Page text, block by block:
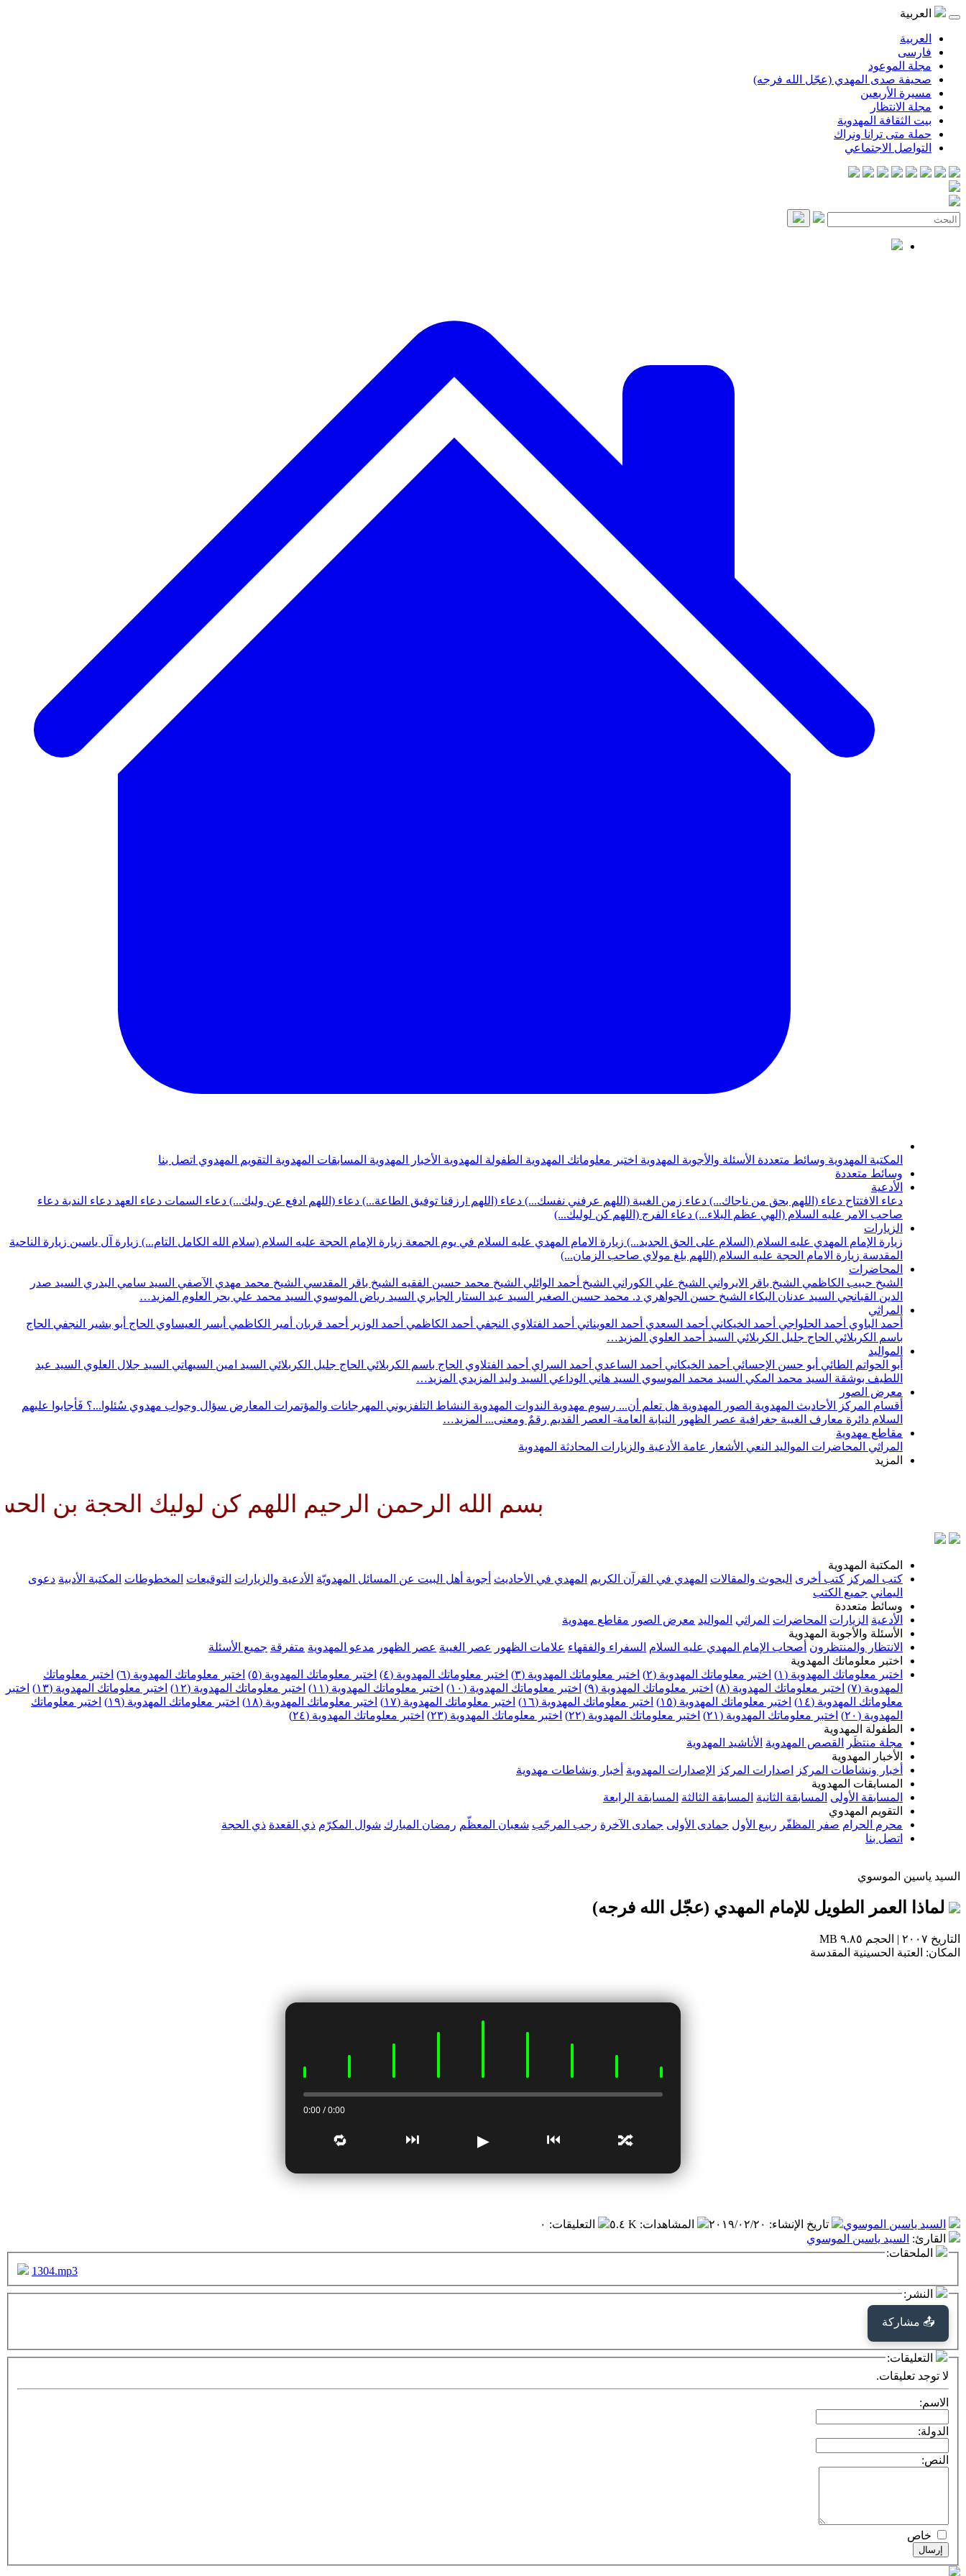
العربية
العربية
فارسی
مجلة الموعود
صحيفة صدى المهدي (عجّل الله فرجه)
مسيرة الأربعين
مجلة الانتظار
بيت الثقافة المهدوية
حملة متى ترانا ونراك
التواصل الاجتماعي
المكتبة المهدوية وسائط متعددة الأسئلة والأجوبة المهدوية اختبر معلوماتك المهدوية الطفولة المهدوية الأخبار المهدوية المسابقات المهدوية التقويم المهدوي اتصل بنا
وسائط متعددة
الأدعية
دعاء الافتتاح دعاء (اللهم بحق من ناجاك...) دعاء زمن الغيبة (اللهم عرفني نفسك...) دعاء (اللهم ارزقنا توفيق الطاعة...) دعاء (اللهم ادفع عن وليك...) دعاء السمات دعاء العهد دعاء الندبة دعاء
صاحب الامر عليه السلام (الهي عظم البلاء...) دعاء الفرج (اللهم كن لوليك...)
الزيارات
زيارة الإمام المهدي عليه السلام (السلام على الحق الجديد...) زيارة الامام المهدي عليه السلام في يوم الجمعة زيارة الإمام الحجة عليه السلام (سلام الله الكامل التام...) زيارة آل ياسين زيارة الناحية
المقدسة زيارة الامام الحجة عليه السلام (اللهم بلغ مولاي صاحب الزمان...)
المحاضرات
الشيخ حبيب الكاظمي الشيخ باقر الايرواني الشيخ علي الكوراني الشيخ أحمد الوائلي الشيخ محمد حسين الفقيه الشيخ باقر المقدسي الشيخ محمد مهدي الآصفي السيد سامي البدري السيد صدر
الدين القبانجي السيد عدنان البكاء الشيخ حسن الجواهري د. محمد حسين الصغير السيد عبد الستار الجابري السيد رياض الموسوي السيد محمد علي بحر العلوم المزيد…
المراثي
أحمد الباوي أحمد الحلواجي أحمد الخيكاني أحمد السعدي أحمد العويناتي أحمد الفتلاوي النجفي أحمد الكاظمي أحمد الوزير أحمد قربان أمير الكاظمي أيسر العيساوي الحاج أبو بشير النجفي الحاج
باسم الكربلائي الحاج جليل الكربلائي السيد أحمد العلوي المزيد…
المواليد
أبو الحواتم الطائي أبو حسن الإحسائي أحمد الخيكاني أحمد الساعدي أحمد السراي أحمد الفتلاوي الحاج باسم الكربلائي الحاج جليل الكربلائي السيد امين السيهاتي السيد جلال العلوي السيد عبد
اللطيف بوشقة السيد محمد المكي السيد محمد الموسوي السيد هاني الوداعي السيد وليد المزيدي المزيد…
معرض الصور
أقسام المركز
الأحاديث المهدوية الصور المهدوية هل تعلم أن... رسوم مهدوية الندوات المهدوية النشاط التلفزيوني المهرجانات والمؤتمرات المعارض سؤال وجواب مهدوي سُئلوا...؟ فَأجابوا عليهم
السلام دائرة معارف الغيبة جغرافية عصر الظهور النيابة العامة- العصر القديم رقمٌ ومعنى... المزيد…
مقاطع مهدوية
المراثي المحاضرات المواليد النعي الأشعار عامة الأدعية والزيارات المحادثة المهدوية
المزيد
بسم الله الرحمن الرحيم اللهم كن لوليك الحجة بن الحسن
المكتبة المهدوية
كتب المركز كتب أخرى البحوث والمقالات المهدي في القرآن الكريم المهدي في الأحاديث أجوبة أهل البيت عن المسائل المهدويّة الأدعية والزيارات التوقيعات المخطوطات المكتبة الأدبية دعوى
اليماني جميع الكتب
وسائط متعددة
الأدعية الزيارات المحاضرات المراثي المواليد معرض الصور مقاطع مهدوية
الأسئلة والأجوبة المهدوية
الانتظار والمنتظرون أصحاب الإمام المهدي عليه السلام السفراء والفقهاء علامات الظهور عصر الغيبة عصر الظهور مدعو المهدوية متفرقة جميع الأسئلة
اختبر معلوماتك المهدوية
اختبر معلوماتك المهدوية (١)
اختبر معلوماتك المهدوية (٢) اختبر معلوماتك المهدوية (٣) اختبر معلوماتك المهدوية (٤) اختبر معلوماتك المهدوية (٥) اختبر معلوماتك المهدوية (٦)
اختبر معلوماتك
المهدوية (٧)
اختبر معلوماتك المهدوية (٨) اختبر معلوماتك المهدوية (٩) اختبر معلوماتك المهدوية (١٠) اختبر معلوماتك المهدوية (١١) اختبر معلوماتك المهدوية (١٢) اختبر معلوماتك المهدوية (١٣)
اختبر
معلوماتك المهدوية (١٤)
اختبر معلوماتك المهدوية (١٥) اختبر معلوماتك المهدوية (١٦) اختبر معلوماتك المهدوية (١٧) اختبر معلوماتك المهدوية (١٨) اختبر معلوماتك المهدوية (١٩)
اختبر معلوماتك
المهدوية (٢٠)
اختبر معلوماتك المهدوية (٢١) اختبر معلوماتك المهدوية (٢٢) اختبر معلوماتك المهدوية (٢٣)
اختبر معلوماتك المهدوية (٢٤)
الطفولة المهدوية
مجلة منتظَر
القصص المهدوية الأناشيد المهدوية
الأخبار المهدوية
أخبار ونشاطات المركز
اصدارات المركز الإصدارات المهدوية أخبار ونشاطات مهدوية
المسابقات المهدوية
المسابقة الأولى المسابقة الثانية المسابقة الثالثة المسابقة الرابعة
التقويم المهدوي
محرم الحرام صفر المظفّر ربيع الأول جمادى الأولى جمادى الآخرة رجب المرجّب شعبان المعظّم رمضان المبارك شوال المكرّم ذي القعدة ذي الحجة
اتصل بنا
السيد ياسين الموسوي
لماذا العمر الطويل للإمام المهدي (عجّل الله فرجه)
التاريخ ٢٠٠٧ | الحجم ٩.٨٥ MB
المكان: العتبة الحسينية المقدسة
0:00 / 0:00
🔀
⏮
▶
⏭
🔁
السيد ياسين الموسوي تاريخ الإنشاء: ٢٠١٩/٠٢/٢٠ المشاهدات: ٥.٤ K التعليقات: ٠
القارئ: السيد ياسين الموسوي
الملحقات:
1304.mp3
النشر:
📤 مشاركة
التعليقات:
لا توجد تعليقات.
الاسم:
الدولة:
النص:
خاص
إرسال